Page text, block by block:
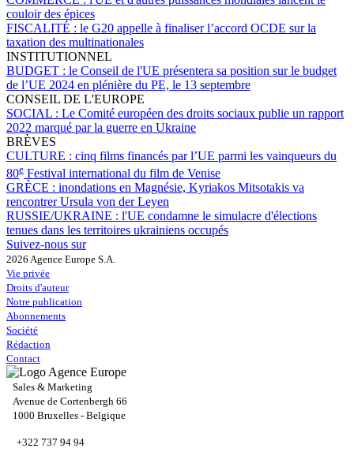
couloir des épices
FISCALITÉ : le G20 appelle à finaliser l’accord OCDE sur la
taxation des multinationales
INSTITUTIONNEL
BUDGET : le Conseil de l'UE présentera sa position sur le budget
de l’UE 2024 en plénière du PE, le 13 septembre
CONSEIL DE L'EUROPE
SOCIAL : Le Comité européen des droits sociaux publie un rapport
2022 marqué par la guerre en Ukraine
BRÈVES
CULTURE : cinq films financés par l’UE parmi les vainqueurs du
80e Festival international du film de Venise
GRÈCE : inondations en Magnésie, Kyriakos Mitsotakis va
rencontrer Ursula von der Leyen
RUSSIE/UKRAINE : l'UE condamne le simulacre d'élections
tenues dans les territoires ukrainiens occupés
Suivez-nous sur
2026 Agence Europe S.A.
Vie privée
Droits d'auteur
Notre publication
Abonnements
Société
Rédaction
Contact
Sales & Marketing
Avenue de Cortenbergh 66
1000 Bruxelles - Belgique
+322 737 94 94